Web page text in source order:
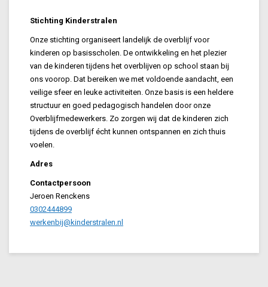
Stichting Kinderstralen
Onze stichting organiseert landelijk de overblijf voor
kinderen op basisscholen. De ontwikkeling en het plezier
van de kinderen tijdens het overblijven op school staan bij
ons voorop. Dat bereiken we met voldoende aandacht, een
veilige sfeer en leuke activiteiten. Onze basis is een heldere
structuur en goed pedagogisch handelen door onze
Overblijfmedewerkers. Zo zorgen wij dat de kinderen zich
tijdens de overblijf écht kunnen ontspannen en zich thuis
voelen.
Adres
Contactpersoon
Jeroen Renckens
0302444899
werkenbij@kinderstralen.nl